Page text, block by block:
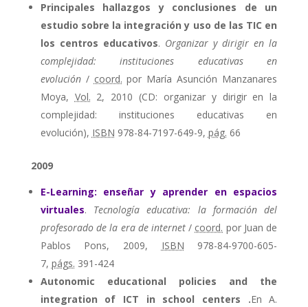
Principales hallazgos y conclusiones de un
estudio sobre la integración y uso de las TIC en
los centros educativos. Organizar y dirigir en la
complejidad: instituciones educativas en
evolución/ coord. por María Asunción Manzanares
Moya, Vol. 2, 2010 (CD: organizar y dirigir en la
complejidad: instituciones educativas en
evolución), ISBN 978-84-7197-649-9, pág. 66
2009
E-Learning: enseñar y aprender en espacios
virtuales. Tecnología educativa: la formación del
profesorado de la era de internet/ coord. por Juan de
Pablos Pons, 2009, ISBN 978-84-9700-605-
7, págs. 391-424
Autonomic educational policies and the
integration of ICT in school centers .En A.